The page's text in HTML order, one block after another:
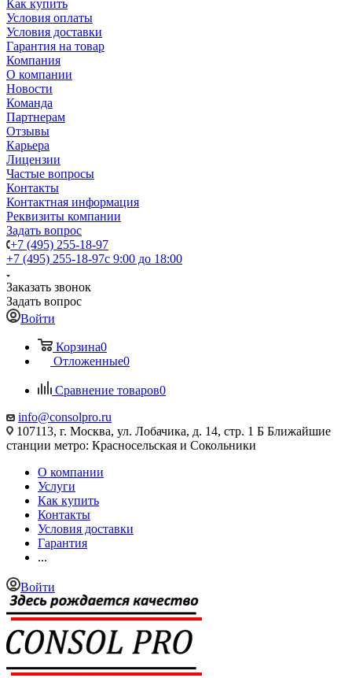
Как купить
Условия оплаты
Условия доставки
Гарантия на товар
Компания
О компании
Новости
Команда
Партнерам
Отзывы
Карьера
Лицензии
Частые вопросы
Контакты
Контактная информация
Реквизиты компании
Задать вопрос
+7 (495) 255-18-97
+7 (495) 255-18-97с 9:00 до 18:00
Заказать звонок
Задать вопрос
Войти
Корзина0
Отложенные0
Сравнение товаров0
info@consolpro.ru
107113, г. Москва, ул. Лобачика, д. 14, стр. 1 Б Ближайшие
станции метро: Красносельская и Сокольники
О компании
Услуги
Как купить
Контакты
Условия доставки
Гарантия
...
Войти